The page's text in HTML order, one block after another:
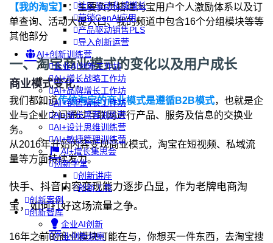
社区驱动私域增长
营销GenAI应用
产品驱动销售PLS
导入创新运营
AI+创新训练营
企业AI创新工作坊
AI+增长战略工作坊
AI+品牌增长工作坊
AI+销售增长工作坊
AI+增长黑客训练营
AI+设计思维训练营
AI+敏捷管理训练营
AI+增长集思会
创新学堂
创新讲座
创新工具
创新案例
创新智库
企业AI创新
产业创新洞察
【我的淘宝】 ：主要负责搭建淘宝用户个人激励体系以及订
单查询、活动大促入口、我的频道中包含16个分组模块等等
其他部分
一、淘宝商业模式的变化以及用户成长
商业模式变化：
我们都知道传统淘宝的商业模式是遵循B2B模式，也就是企
业与企业之间通过互联网进行产品、服务及信息的交换业
务。
从2016年开始内容变现商业模式，淘宝在短视频、私域流
量等方面持续发力。
快手、抖音内容变现能力逐步凸显，作为老牌电商淘
宝，如何打好这场流量之争。
16年之前的商业模块可能在与，你想买一件东西，去淘宝搜